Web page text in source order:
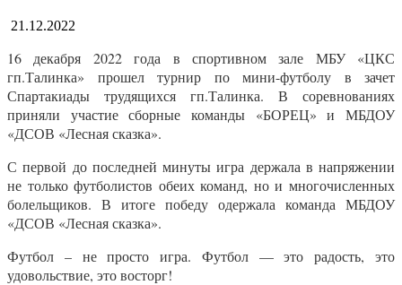
21.12.2022
16 декабря 2022 года в спортивном зале МБУ «ЦКС
гп.Талинка» прошел турнир по мини-футболу в зачет
Спартакиады трудящихся гп.Талинка. В соревнованиях
приняли участие сборные команды «БОРЕЦ» и МБДОУ
«ДСОВ «Лесная сказка».
С первой до последней минуты игра держала в напряжении
не только футболистов обеих команд, но и многочисленных
болельщиков. В итоге победу одержала команда МБДОУ
«ДСОВ «Лесная сказка».
Футбол – не просто игра. Футбол — это радость, это
удовольствие, это восторг!